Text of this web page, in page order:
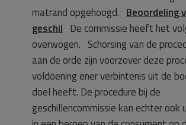
matrand opgehoogd. Beoordeling
geschil De commissie heeft het
overwogen. Schorsing van de
aan de orde zijn voorzover deze
voldoening ener verbintenis uit de
doel heeft. De procedure bij de
geschillencommissie kan echter ook